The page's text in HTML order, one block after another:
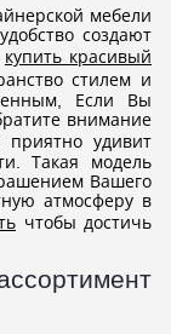
мебели
создают
купить красивый
стилем и
Если Вы
внимание
приятно удивит
Такая модель
Вашего
атмосферу в
чтобы достичь